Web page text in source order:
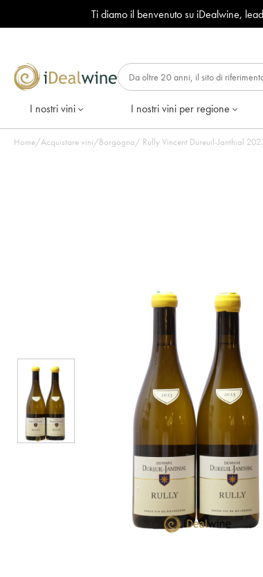
Ti diamo il benvenuto su iDealwine,
I nostri vini I nostri vini per regione
Home/Acquistare vini/Borgogna/ Rully